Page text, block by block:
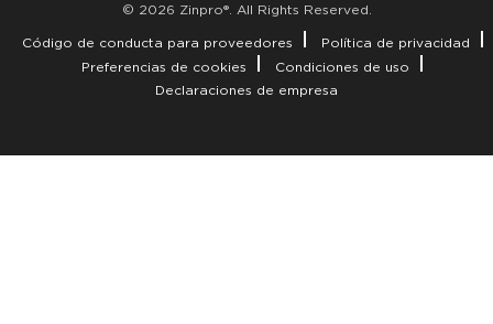
© 2026 Zinpro®. All Rights Reserved.
Código de conducta para proveedores
Política de privacidad
Preferencias de cookies
Condiciones de uso
Declaraciones de empresa